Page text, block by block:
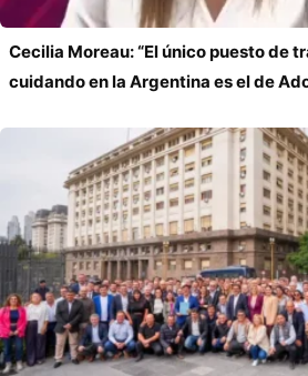
Cecilia Moreau: “El único puesto de
cuidando en la Argentina es el de